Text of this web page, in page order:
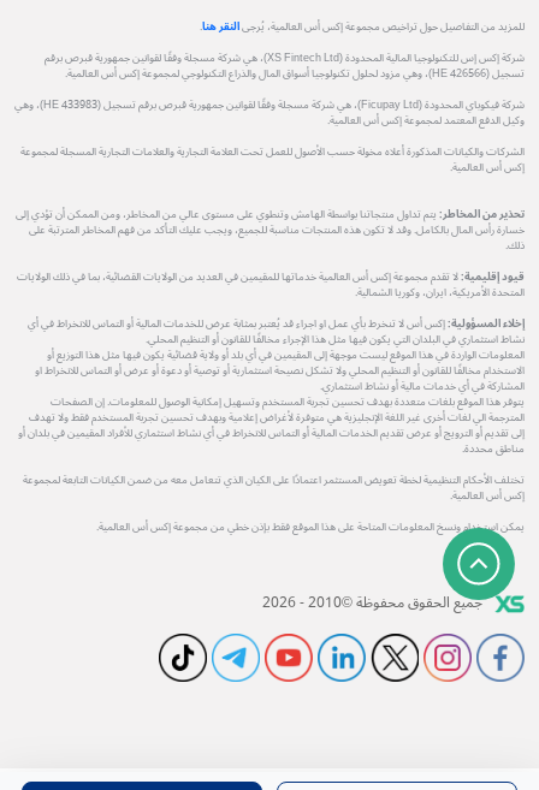
للمزيد من التفاصيل حول تراخيص مجموعة إكس أس العالمية، يُرجىالنقر هنا.
شركة إكس إس للتكنولوجيا المالية المحدودة (XS Fintech Ltd)، هي شركة مسجلة وفقًا لقوانين جمهورية قبرص برقم
تسجيل (HE 426566)، وهي مزود لحلول تكنولوجيا أسواق المال والذراع التكنولوجي لمجموعة إكس أس العالمية.
شركة فيكوباي المحدودة (Ficupay Ltd)، هي شركة مسجلة وفقًا لقوانين جمهورية قبرص برقم تسجيل (HE 433983)، وهي
وكيل الدفع المعتمد لمجموعة إكس أس العالمية.
الشركات والكيانات المذكورة أعلاه مخولة حسب الأصول للعمل تحت العلامة التجارية والعلامات التجارية المسجلة لمجموعة
إكس أس العالمية.
تحذير من المخاطر:يتم تداول منتجاتنا بواسطة الهامش وتنطوي على مستوى عالي من المخاطر، ومن الممكن أن تؤدي إلى
خسارة رأس المال بالكامل. وقد لا تكون هذه المنتجات مناسبة للجميع، ويجب عليك التأكد من فهم المخاطر المترتبة على
ذلك.
قيود إقليمية:لا تقدم مجموعة إكس أس العالمية خدماتها للمقيمين في العديد من الولايات القضائية، بما في ذلك الولايات
المتحدة الأمريكية، ايران، وكوريا الشمالية.
إخلاء المسؤولية:إكس أس لا تنخرط بأي عمل او اجراء قد يُعتبر بمثابة عرض للخدمات المالية أو التماس للانخراط في أي
نشاط استثماري في البلدان التي يكون فيها مثل هذا الإجراء مخالفًا للقانون أو التنظيم المحلي.
المعلومات الواردة في هذا الموقع ليست موجهة إلى المقيمين في أي بلد أو ولاية قضائية يكون فيها مثل هذا التوزيع أو
الاستخدام مخالفًا للقانون أو التنظيم المحلي ولا تشكل نصيحة استثمارية أو توصية أو دعوة أو عرض أو التماس للانخراط او
المشاركة في أي خدمات مالية أو نشاط استثماري.
يتوفر هذا الموقع بلغات متعددة بهدف تحسين تجربة المستخدم وتسهيل إمكانية الوصول للمعلومات. إن الصفحات
المترجمة الي لغات أخرى غير اللغة الإنجليزية هي متوفرة لأغراض إعلامية وبهدف تحسين تجربة المستخدم فقط ولا تهدف
إلى تقديم أو الترويج أو عرض تقديم الخدمات المالية أو التماس للانخراط في أي نشاط استثماري للأفراد المقيمين في بلدان أو
مناطق محددة.
تختلف الأحكام التنظيمية لخطة تعويض المستثمر اعتمادًا على الكيان الذي تتعامل معه من ضمن الكيانات التابعة لمجموعة
إكس أس العالمية.
يمكن استخدام ونسخ المعلومات المتاحة على هذا الموقع فقط بإذن خطي من مجموعة إكس أس العالمية.
جميع الحقوق محفوظة ©2010 - 2026